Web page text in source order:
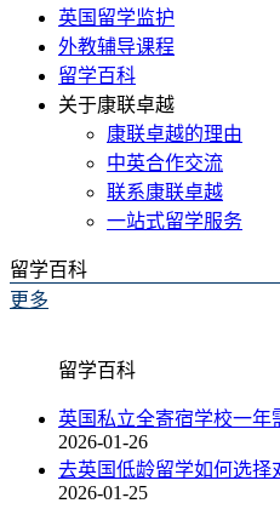
英国留学监护
外教辅导课程
留学百科
关于康联卓越
康联卓越的理由
中英合作交流
联系康联卓越
一站式留学服务
留学百科
更多
留学百科
英国私立全寄宿学校一年
2026-01-26
去英国低龄留学如何选择
2026-01-25